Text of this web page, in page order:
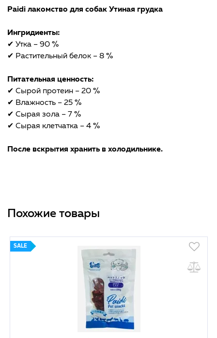
Paidi лакомство для собак Утиная грудка
Ингридиенты:
✔ Утка – 90 %
✔ Растительный белок – 8 %
Питательная ценность:
✔ Сырой протеин – 20 %
✔ Влажность – 25 %
✔ Сырая зола – 7 %
✔ Сырая клетчатка – 4 %
После вскрытия хранить в холодильнике.
Похожие товары
SALE